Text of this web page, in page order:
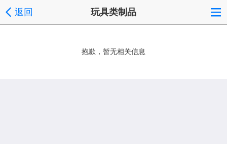
返回 玩具类制品
抱歉，暂无相关信息